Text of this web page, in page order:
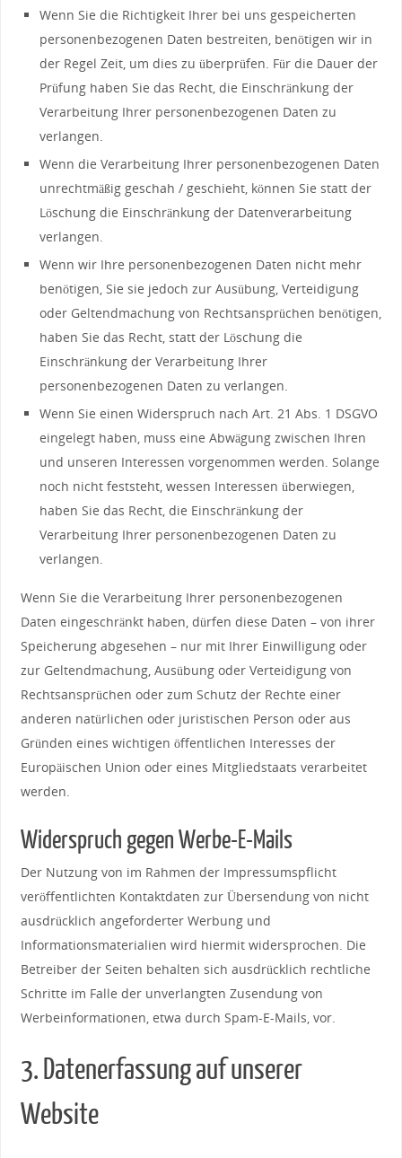
Wenn Sie die Richtigkeit Ihrer bei uns gespeicherten
personenbezogenen Daten bestreiten, benötigen wir in
der Regel Zeit, um dies zu überprüfen. Für die Dauer der
Prüfung haben Sie das Recht, die Einschränkung der
Verarbeitung Ihrer personenbezogenen Daten zu
verlangen.
Wenn die Verarbeitung Ihrer personenbezogenen Daten
unrechtmäßig geschah / geschieht, können Sie statt der
Löschung die Einschränkung der Datenverarbeitung
verlangen.
Wenn wir Ihre personenbezogenen Daten nicht mehr
benötigen, Sie sie jedoch zur Ausübung, Verteidigung
oder Geltendmachung von Rechtsansprüchen benötigen,
haben Sie das Recht, statt der Löschung die
Einschränkung der Verarbeitung Ihrer
personenbezogenen Daten zu verlangen.
Wenn Sie einen Widerspruch nach Art. 21 Abs. 1 DSGVO
eingelegt haben, muss eine Abwägung zwischen Ihren
und unseren Interessen vorgenommen werden. Solange
noch nicht feststeht, wessen Interessen überwiegen,
haben Sie das Recht, die Einschränkung der
Verarbeitung Ihrer personenbezogenen Daten zu
verlangen.
Wenn Sie die Verarbeitung Ihrer personenbezogenen
Daten eingeschränkt haben, dürfen diese Daten – von ihrer
Speicherung abgesehen – nur mit Ihrer Einwilligung oder
zur Geltendmachung, Ausübung oder Verteidigung von
Rechtsansprüchen oder zum Schutz der Rechte einer
anderen natürlichen oder juristischen Person oder aus
Gründen eines wichtigen öffentlichen Interesses der
Europäischen Union oder eines Mitgliedstaats verarbeitet
werden.
Widerspruch gegen Werbe-E-Mails
Der Nutzung von im Rahmen der Impressumspflicht
veröffentlichten Kontaktdaten zur Übersendung von nicht
ausdrücklich angeforderter Werbung und
Informationsmaterialien wird hiermit widersprochen. Die
Betreiber der Seiten behalten sich ausdrücklich rechtliche
Schritte im Falle der unverlangten Zusendung von
Werbeinformationen, etwa durch Spam-E-Mails, vor.
3. Datenerfassung auf unserer
Website